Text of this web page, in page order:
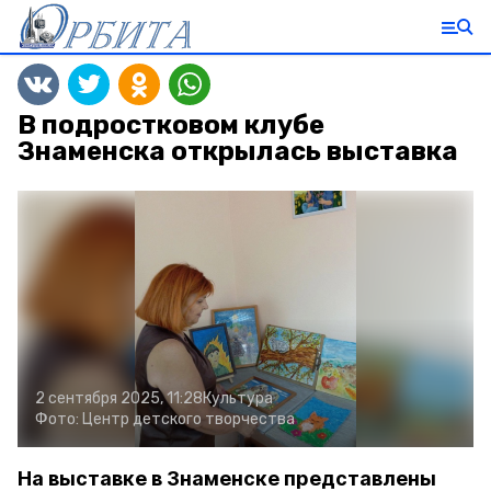
В подростковом клубе
Знаменска открылась выставка
2 сентября 2025, 11:28Культура
Фото: Центр детского творчества
На выставке в Знаменске представлены